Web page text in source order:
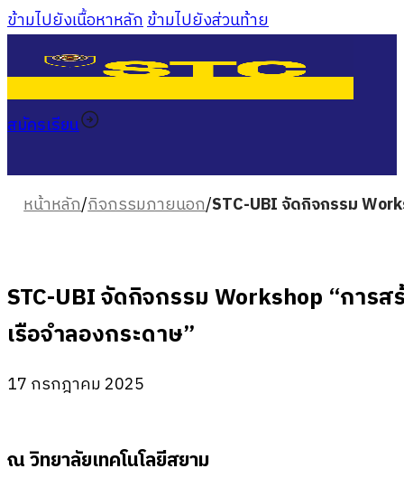
ข้ามไปยังเนื้อหาหลักข้ามไปยังส่วนท้าย
สมัครเรียน
หน้าหลัก/กิจกรรมภายนอก/STC-UBI จัดกิจกรรม
STC-UBI จัดกิจกรรม Workshop “การ
เรือจำลองกระดาษ”
17 กรกฎาคม 2025
ณ วิทยาลัยเทคโนโลยีสยาม